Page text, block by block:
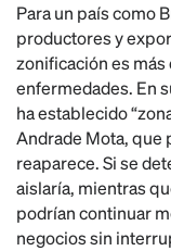
Para un país como
productores y
zonificación es
enfermedades. En
ha establecido
Andrade Mota, que
reaparece. Si se
aislaría, mientras
podrían continuar
negocios sin